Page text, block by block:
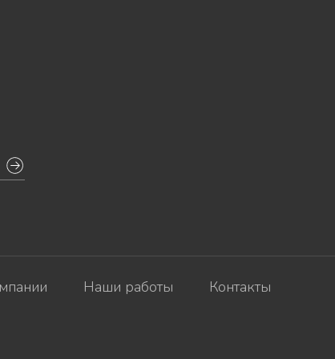
Наши работы Контакты